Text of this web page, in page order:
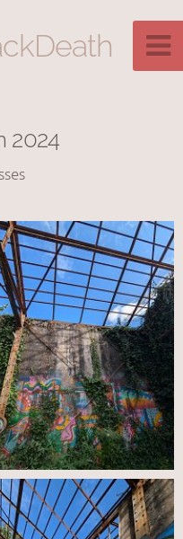
2024